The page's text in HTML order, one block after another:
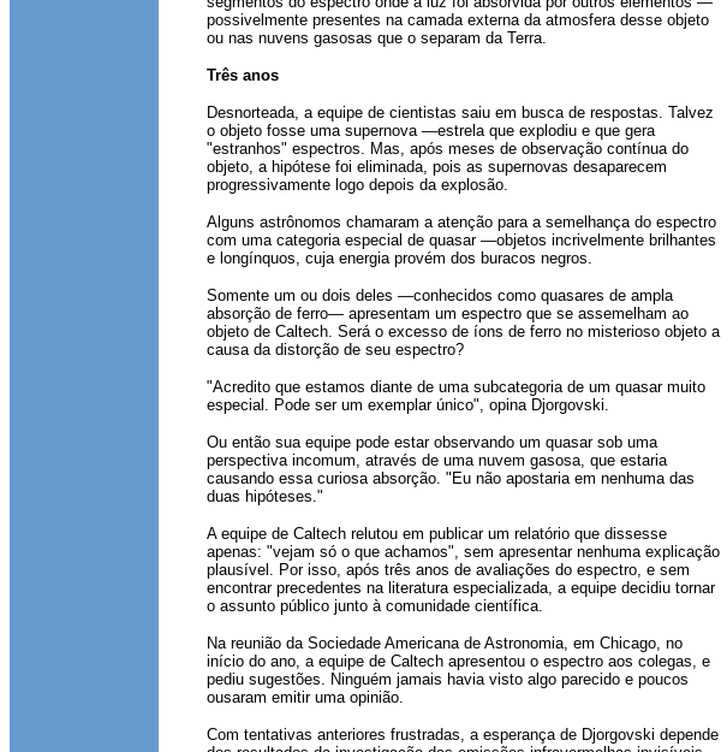
possivelmente presentes na camada externa da atmosfera desse objeto
ou nas nuvens gasosas que o separam da Terra.
Três anos
Desnorteada, a equipe de cientistas saiu em busca de respostas. Talvez
o objeto fosse uma supernova —estrela que explodiu e que gera
"estranhos" espectros. Mas, após meses de observação contínua do
objeto, a hipótese foi eliminada, pois as supernovas desaparecem
progressivamente logo depois da explosão.
Alguns astrônomos chamaram a atenção para a semelhança do espectro
com uma categoria especial de quasar —objetos incrivelmente brilhantes
e longínquos, cuja energia provém dos buracos negros.
Somente um ou dois deles —conhecidos como quasares de ampla
absorção de ferro— apresentam um espectro que se assemelham ao
objeto de Caltech. Será o excesso de íons de ferro no misterioso objeto a
causa da distorção de seu espectro?
"Acredito que estamos diante de uma subcategoria de um quasar muito
especial. Pode ser um exemplar único", opina Djorgovski.
Ou então sua equipe pode estar observando um quasar sob uma
perspectiva incomum, através de uma nuvem gasosa, que estaria
causando essa curiosa absorção. "Eu não apostaria em nenhuma das
duas hipóteses."
A equipe de Caltech relutou em publicar um relatório que dissesse
apenas: "vejam só o que achamos", sem apresentar nenhuma explicação
plausível. Por isso, após três anos de avaliações do espectro, e sem
encontrar precedentes na literatura especializada, a equipe decidiu tornar
o assunto público junto à comunidade científica.
Na reunião da Sociedade Americana de Astronomia, em Chicago, no
início do ano, a equipe de Caltech apresentou o espectro aos colegas, e
pediu sugestões. Ninguém jamais havia visto algo parecido e poucos
ousaram emitir uma opinião.
Com tentativas anteriores frustradas, a esperança de Djorgovski depende